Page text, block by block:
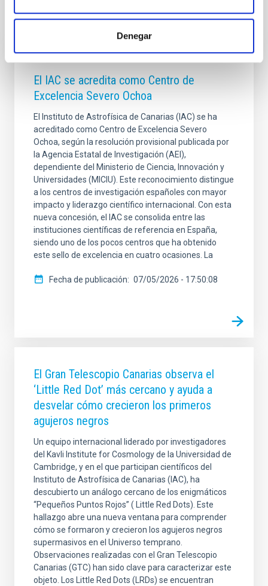
Denegar
Otras noticias relacionadas
NOTA DE PRENSA
El IAC se acredita como Centro de
Excelencia Severo Ochoa
El Instituto de Astrofísica de Canarias (IAC) se ha
acreditado como Centro de Excelencia Severo
Ochoa, según la resolución provisional publicada por
la Agencia Estatal de Investigación (AEI),
dependiente del Ministerio de Ciencia, Innovación y
Universidades (MICIU). Este reconocimiento distingue
a los centros de investigación españoles con mayor
impacto y liderazgo científico internacional. Con esta
nueva concesión, el IAC se consolida entre las
instituciones científicas de referencia en España,
siendo uno de los pocos centros que ha obtenido
este sello de excelencia en cuatro ocasiones. La
Fecha de publicación 07/05/2026 - 17:50:08
El Gran Telescopio Canarias observa el
‘Little Red Dot’ más cercano y ayuda a
desvelar cómo crecieron los primeros
agujeros negros
Un equipo internacional liderado por investigadores
del Kavli Institute for Cosmology de la Universidad de
Cambridge, y en el que participan científicos del
Instituto de Astrofísica de Canarias (IAC), ha
descubierto un análogo cercano de los enigmáticos
“Pequeños Puntos Rojos” ( Little Red Dots). Este
hallazgo abre una nueva ventana para comprender
cómo se formaron y crecieron los agujeros negros
supermasivos en el Universo temprano.
Observaciones realizadas con el Gran Telescopio
Canarias (GTC) han sido clave para caracterizar este
objeto. Los Little Red Dots (LRDs) se encuentran